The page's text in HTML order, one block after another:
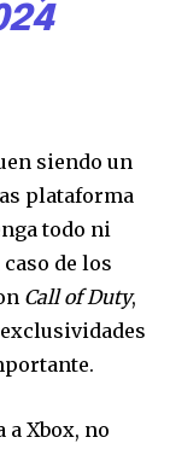
siendo un
plataforma
todo ni
de los
Call of Duty,
a Xbox, no